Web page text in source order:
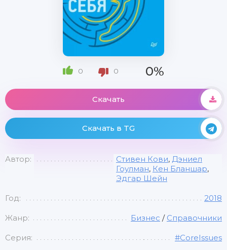
0 0 0%
Скачать
Скачать в TG
Автор: Стивен Кови, Дэниел
Гоулман, Кен Бланшар,
Эдгар Шейн
Год: 2018
Жанр: Бизнес / Справочники
Серия: #CoreIssues